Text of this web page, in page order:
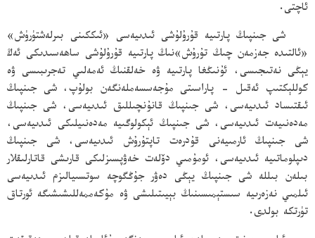
ئاچتى.
شى جىنپىڭ پارتىيە قۇرۇلۇشى ئىدىيەسى «ئىككىنى بىرلەشتۈرۈش»
«ئالتىدە جەزمەن چىڭ تۇرۇش»نىڭ پارتىيە قۇرۇلۇشى ساھەسىدىكى ئەڭ
يېڭى نەتىجىسى، ئۇنىڭغا پارتىيە ۋە خەلقنىڭ ئەمەلىي تەجرىبىسى ۋە
كوللېكتىپ ئەقىل - پاراسىتى مۇجەسسەملەنگەن بولۇپ، شى جىنپىڭ
ئىقتىساد ئىدىيەسى، شى جىنپىڭ قانۇنچىللىق ئىدىيەسى، شى جىنپىڭ
مەدەنىيەت ئىدىيەسى، شى جىنپىڭ ئېكولوگىيە مەدەنىيلىكى ئىدىيەسى،
شى جىنپىڭ ئارمىيەنى قۇدرەت تاپتۇرۇش ئىدىيەسى، شى جىنپىڭ
دىپلوماتىيە ئىدىيەسى، ئومۇمىي دۆلەت خەۋپسىزلىكى قارىشى قاتارلىقلار
بىلەن بىللە شى جىنپىڭ يېڭى دەۋر جۇڭگوچە سوتسىيالىزم ئىدىيەسى
ئىلمىي نەزەرىيە سىستېمىسىنىڭ بېيىتىلىشى ۋە مۇكەممەللىشىشىگە ئورتاق
تۈرتكە بولدى.